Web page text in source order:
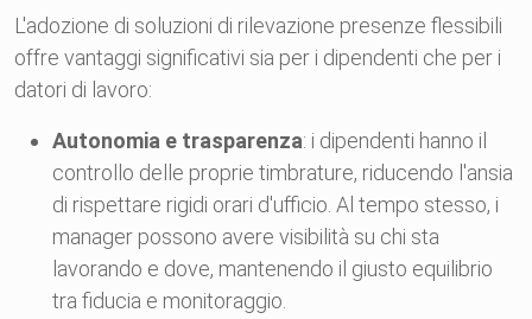
L'adozione di soluzioni di rilevazione presenze flessibili
offre vantaggi significativi sia per i dipendenti che per i
datori di lavoro:
Autonomia e trasparenza: i dipendenti hanno il
controllo delle proprie timbrature, riducendo l'ansia
di rispettare rigidi orari d'ufficio. Al tempo stesso, i
manager possono avere visibilità su chi sta
lavorando e dove, mantenendo il giusto equilibrio
tra fiducia e monitoraggio.